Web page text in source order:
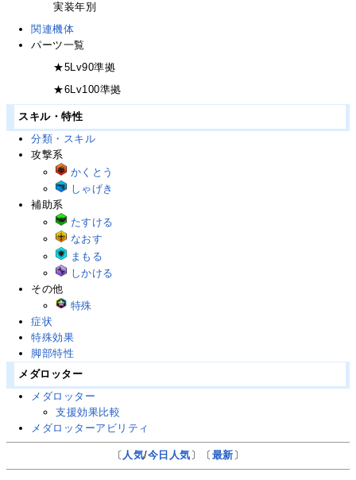
実装年別
関連機体
パーツ一覧
★5Lv90準拠
★6Lv100準拠
スキル・特性
分類・スキル
攻撃系
かくとう
しゃげき
補助系
たすける
なおす
まもる
しかける
その他
特殊
症状
特殊効果
脚部特性
メダロッター
メダロッター
支援効果比較
メダロッターアビリティ
〔 人気/今日人気 〕〔 最新 〕